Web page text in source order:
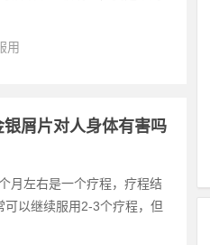
用
屑片对人身体有害吗
月左右是一个疗程，疗程结
以继续服用2-3个疗程，但